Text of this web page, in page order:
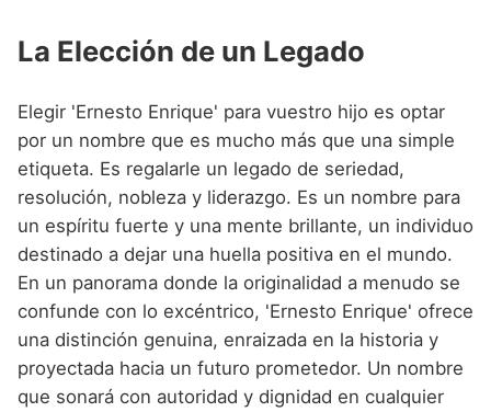
La Elección de un Legado
Elegir 'Ernesto Enrique' para vuestro hijo es optar
por un nombre que es mucho más que una simple
etiqueta. Es regalarle un legado de seriedad,
resolución, nobleza y liderazgo. Es un nombre para
un espíritu fuerte y una mente brillante, un individuo
destinado a dejar una huella positiva en el mundo.
En un panorama donde la originalidad a menudo se
confunde con lo excéntrico, 'Ernesto Enrique' ofrece
una distinción genuina, enraizada en la historia y
proyectada hacia un futuro prometedor. Un nombre
que sonará con autoridad y dignidad en cualquier